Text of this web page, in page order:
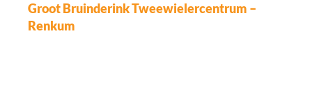
Groot Bruinderink Tweewielercentrum –
Renkum